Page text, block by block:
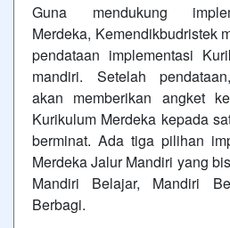
Guna mendukung
Merdeka, Kemendikbudristek
pendataan implementasi
mandiri. Setelah
akan memberikan angket
Kurikulum Merdeka kepada
berminat. Ada tiga pilihan
Merdeka Jalur Mandiri yang
Mandiri Belajar, Mandiri
Berbagi.